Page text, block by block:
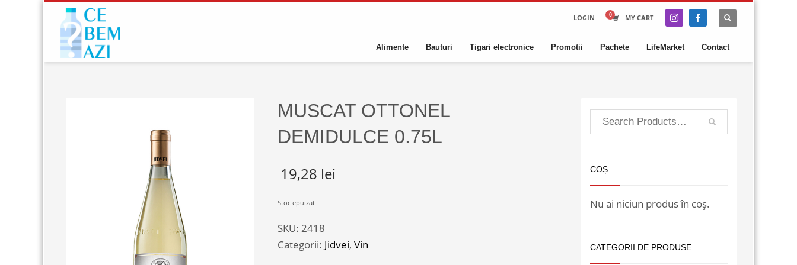
LOGIN MY CART
Alimente Bauturi Tigari electronice Promotii Pachete LifeMarket Contact
MUSCAT OTTONEL
DEMIDULCE 0.75L
19,28 lei
Stoc epuizat
SKU: 2418
Categorii: Jidvei, Vin
COȘ
Nu ai niciun produs în coș.
CATEGORII DE PRODUSE